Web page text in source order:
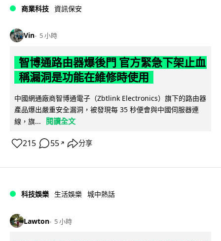
商業科技 資訊保安
Vin 5 小時
智博通路由器爆後門 官方緊急下架止血
稱漏洞是功能在維修時使用
中國網通廠商智博通電子（Zbtlink Electronics）旗下的路由器
產品爆出嚴重安全漏洞，被發現每 35 秒便會與中國伺服器連
線，旗...
閱讀全文
215 55 ↗ 分享
科技娛樂 生活娛樂 城中熱話
Lawton 5 小時